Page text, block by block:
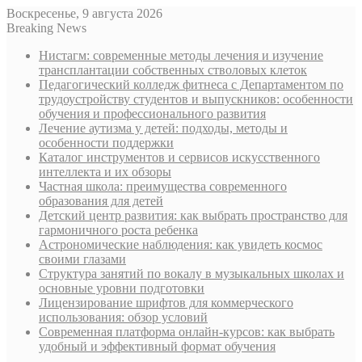
Воскресенье, 9 августа 2026
Breaking News
Нистагм: современные методы лечения и изучение
трансплантации собственных стволовых клеток
Педагогический колледж фитнеса с Департаментом по
трудоустройству студентов и выпускников: особенности
обучения и профессионального развития
Лечение аутизма у детей: подходы, методы и
особенности поддержки
Каталог инструментов и сервисов искусственного
интеллекта и их обзоры
Частная школа: преимущества современного
образования для детей
Детский центр развития: как выбрать пространство для
гармоничного роста ребенка
Астрономические наблюдения: как увидеть космос
своими глазами
Структура занятий по вокалу в музыкальных школах и
основные уровни подготовки
Лицензирование шрифтов для коммерческого
использования: обзор условий
Современная платформа онлайн-курсов: как выбрать
удобный и эффективный формат обучения